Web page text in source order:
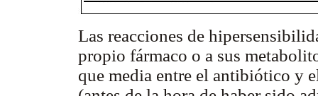
Las reacciones de
propio fármaco o a sus
que media entre el antibiótico y